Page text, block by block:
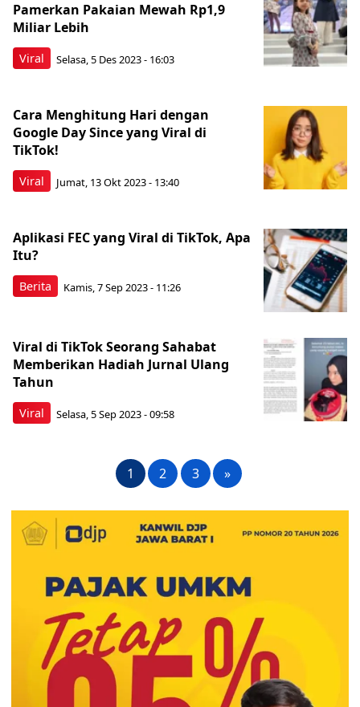
Viral
Pamerkan Pakaian Mewah Rp1,9
Miliar Lebih
Selasa, 5 Des 2023 - 16:03
Viral
Cara Menghitung Hari dengan
Google Day Since yang Viral di
TikTok!
Jumat, 13 Okt 2023 - 13:40
Berita
Aplikasi FEC yang Viral di TikTok, Apa
Itu?
Kamis, 7 Sep 2023 - 11:26
Viral
Viral di TikTok Seorang Sahabat
Memberikan Hadiah Jurnal Ulang
Tahun
Selasa, 5 Sep 2023 - 09:58
1 2 3 »